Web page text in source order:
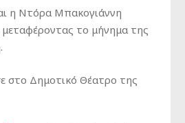
η Ντόρα Μπακογιάννη
μεταφέροντας το μήνημα της
στο Δημοτικό Θέατρο της